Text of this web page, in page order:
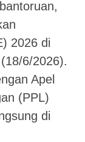
2026 di
6/2026).
Apel
(PPL)
di